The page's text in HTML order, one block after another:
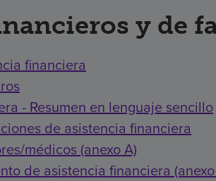
y de
financiera
- Resumen en lenguaje sencillo
de asistencia financiera
médicos (anexo A)
de asistencia financiera